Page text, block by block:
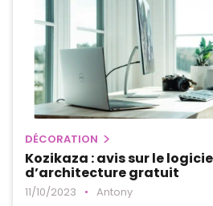
DÉCORATION
Kozikaza : avis sur le
d’architecture gratuit
11/10/2023 • Antony